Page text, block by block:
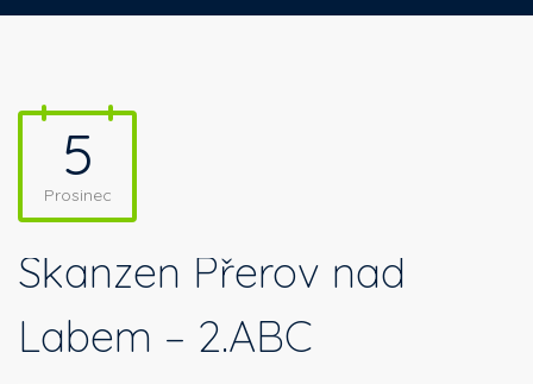
5
Prosinec
Skanzen Přerov nad
Labem – 2.ABC